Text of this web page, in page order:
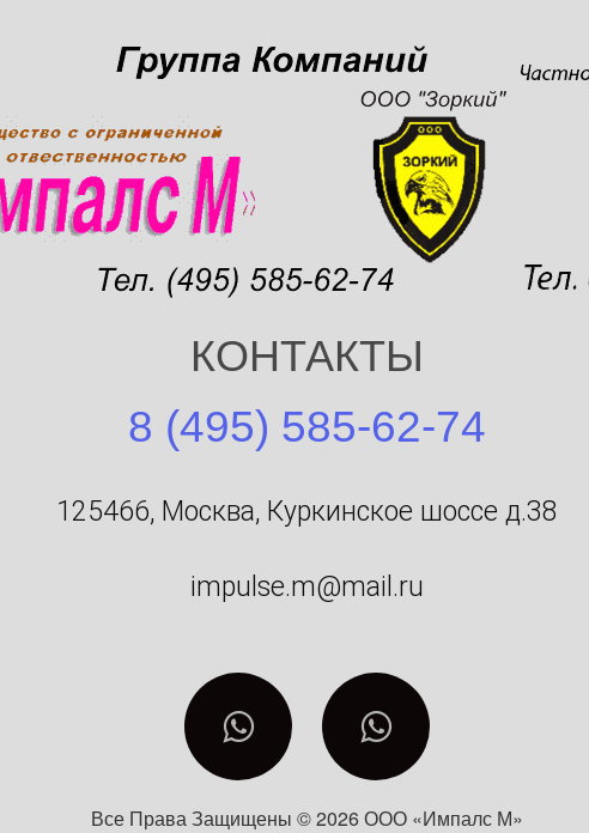
КОНТАКТЫ
8 (495) 585-62-74
125466, Москва, Куркинское шоссе д.38
impulse.m@mail.ru
Все Права Защищены © 2026 ООО «Импалс М»